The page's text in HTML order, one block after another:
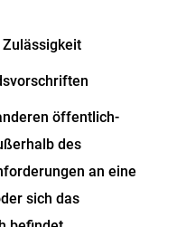
öffentlich-
des
an eine
sich das